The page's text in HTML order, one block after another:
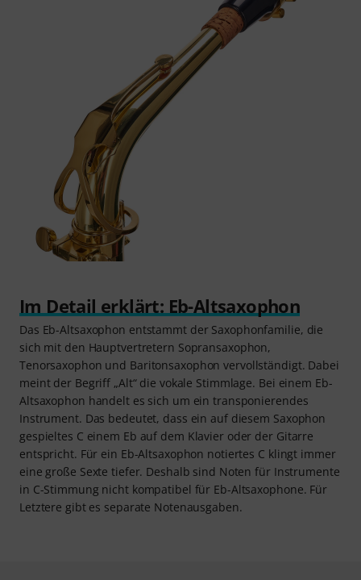
Im Detail erklärt: Eb-Altsaxophon
Das Eb-Altsaxophon entstammt der Saxophonfamilie, die
sich mit den Hauptvertretern Sopransaxophon,
Tenorsaxophon und Baritonsaxophon vervollständigt. Dabei
meint der Begriff „Alt“ die vokale Stimmlage. Bei einem Eb-
Altsaxophon handelt es sich um ein transponierendes
Instrument. Das bedeutet, dass ein auf diesem Saxophon
gespieltes C einem Eb auf dem Klavier oder der Gitarre
entspricht. Für ein Eb-Altsaxophon notiertes C klingt immer
eine große Sexte tiefer. Deshalb sind Noten für Instrumente
in C-Stimmung nicht kompatibel für Eb-Altsaxophone. Für
Letztere gibt es separate Notenausgaben.